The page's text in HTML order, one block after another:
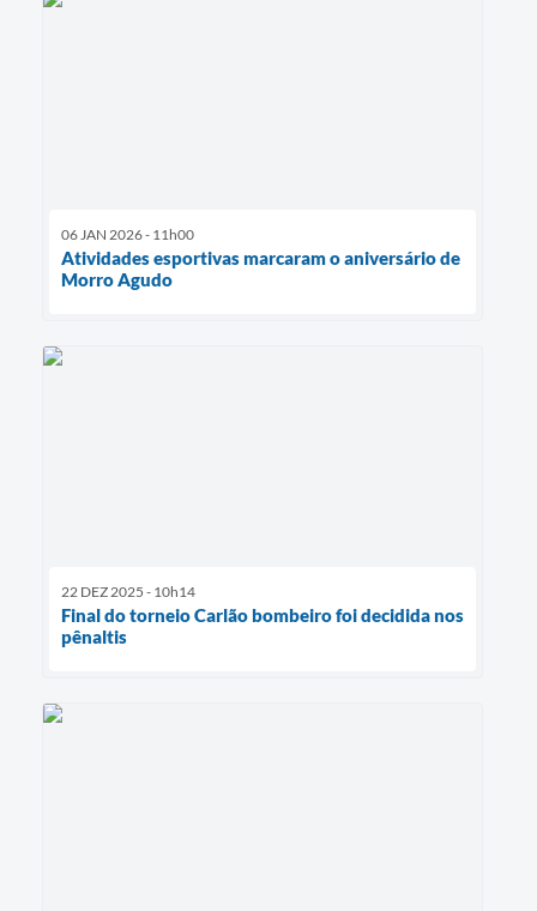
06 JAN 2026 - 11h00
Atividades esportivas marcaram o aniversário de
Morro Agudo
22 DEZ 2025 - 10h14
Final do torneio Carlão bombeiro foi decidida nos
pênaltis